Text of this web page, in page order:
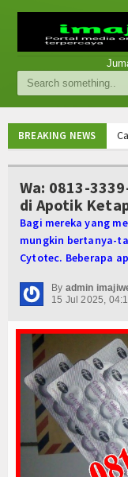
Berita
Internasional
Nasional
Ekonomi
Hukum
Sport
Religi
Tokoh
Ceramah
Hikmah
BREAKING NEWS
Wa: 0813-
di Apotik
Bagi mereka yang
mungkin bertanya-
Cytotec. Beberapa
By admin
15 Jul 2025,